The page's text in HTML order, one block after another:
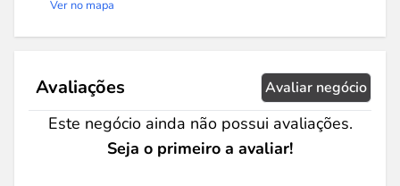
Ver no mapa
Avaliações Avaliar negócio
Este negócio ainda não possui avaliações.
Seja o primeiro a avaliar!